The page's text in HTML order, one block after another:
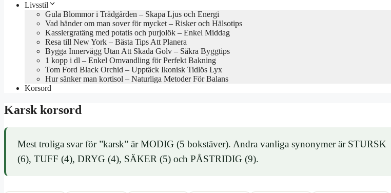
Livsstil
Gula Blommor i Trädgården – Skapa Ljus och Energi
Vad händer om man sover för mycket – Risker och Hälsotips
Kasslergratäng med potatis och purjolök – Enkel Middag
Resa till New York – Bästa Tips Att Planera
Bygga Innervägg Utan Att Skada Golv – Säkra Byggtips
1 kopp i dl – Enkel Omvandling för Perfekt Bakning
Tom Ford Black Orchid – Upptäck Ikonisk Tidlös Lyx
Hur sänker man kortisol – Naturliga Metoder För Balans
Korsord
Karsk korsord
Mest troliga svar för ”karsk” är MODIG (5 bokstäver). Andra vanliga synonymer är STURSK
(6), TUFF (4), DRYG (4), SÄKER (5) och PÅSTRIDIG (9).